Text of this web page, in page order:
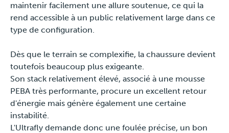
Partners
maintenir facilement une allure soutenue, ce qui la
rend accessible à un public relativement large dans ce
type de configuration.
Dès que le terrain se complexifie, la chaussure devient
toutefois beaucoup plus exigeante.
Son stack relativement élevé, associé à une mousse
PEBA très performante, procure un excellent retour
d'énergie mais génère également une certaine
instabilité.
L'Ultrafly demande donc une foulée précise, un bon